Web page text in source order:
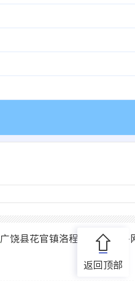
返回顶部
广饶县花官镇洛程村2026年